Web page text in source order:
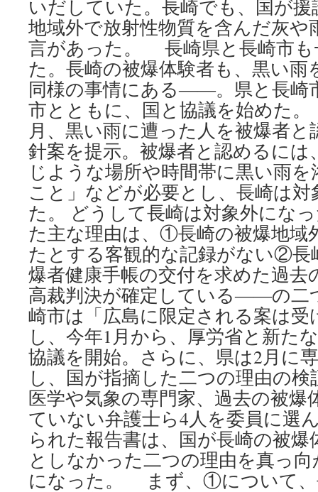
いだしていた。長崎でも、国が
地域外で放射性物質を含んだ灰
言があった。 長崎県と長崎市も
た。長崎の被爆体験者も、黒い雨
同様の事情にある――。県と長崎
市とともに、国と協議を始めた
月、黒い雨に遭った人を被爆者
針案を提示。被爆者と認めるには
じような場所や時間帯に黒い雨
こと」などが必要とし、長崎は
た。 どうして長崎は対象外にな
た主な理由は、①長崎の被爆地域
たとする客観的な記録がない②長
爆者健康手帳の交付を求めた過去
高裁判決が確定している――の
崎市は「広島に限定される案は
し、今年1月から、厚労省と新た
協議を開始。さらに、県は2月に
し、国が指摘した二つの理由の
医学や気象の専門家、過去の被爆
ていない弁護士ら4人を委員に選
られた報告書は、国が長崎の被
としなかった二つの理由を真っ
になった。 まず、①について、